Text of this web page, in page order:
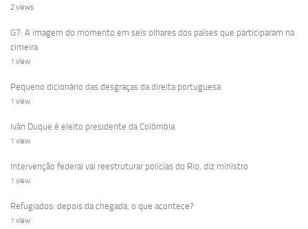
2 views
G7: A imagem do momento em seis olhares dos países que participaram na
cimeira
1 view
Pequeno dicionário das desgraças da direita portuguesa
1 view
Iván Duque é eleito presidente da Colômbia
1 view
Intervenção federal vai reestruturar polícias do Rio, diz ministro
1 view
Refugiados: depois da chegada, o que acontece?
1 view